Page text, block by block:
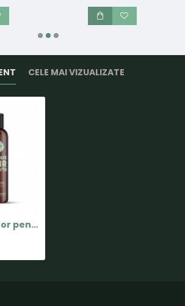
CELE MAI VIZUALIZATE
Pachet reparator pentru cresterea parului - Set 2 produse - Moérie